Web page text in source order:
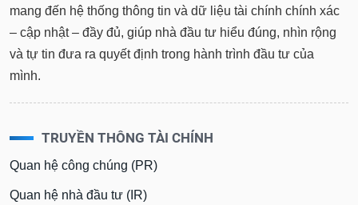
mang đến hệ thống thông tin và dữ liệu tài chính chính xác
– cập nhật – đầy đủ, giúp nhà đầu tư hiểu đúng, nhìn rộng
và tự tin đưa ra quyết định trong hành trình đầu tư của
mình.
TRUYỀN THÔNG TÀI CHÍNH
Quan hệ công chúng (PR)
Quan hệ nhà đầu tư (IR)